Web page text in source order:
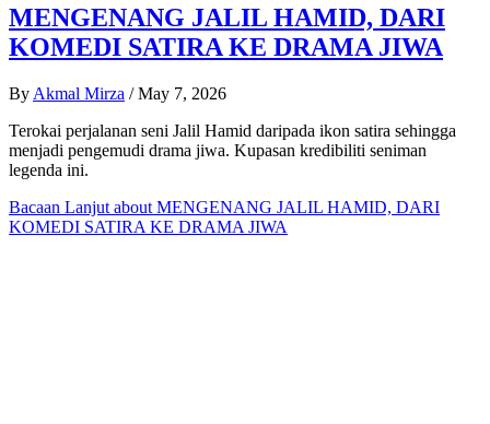
MENGENANG JALIL HAMID, DARI
KOMEDI SATIRA KE DRAMA JIWA
By Akmal Mirza / May 7, 2026
Terokai perjalanan seni Jalil Hamid daripada ikon satira sehingga
menjadi pengemudi drama jiwa. Kupasan kredibiliti seniman
legenda ini.
Bacaan Lanjut about MENGENANG JALIL HAMID, DARI
KOMEDI SATIRA KE DRAMA JIWA